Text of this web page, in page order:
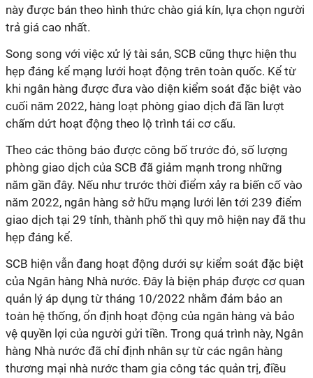
này được bán theo hình thức chào giá kín, lựa chọn người
trả giá cao nhất.
Song song với việc xử lý tài sản, SCB cũng thực hiện thu
hẹp đáng kể mạng lưới hoạt động trên toàn quốc. Kể từ
khi ngân hàng được đưa vào diện kiểm soát đặc biệt vào
cuối năm 2022, hàng loạt phòng giao dịch đã lần lượt
chấm dứt hoạt động theo lộ trình tái cơ cấu.
Theo các thông báo được công bố trước đó, số lượng
phòng giao dịch của SCB đã giảm mạnh trong những
năm gần đây. Nếu như trước thời điểm xảy ra biến cố vào
năm 2022, ngân hàng sở hữu mạng lưới lên tới 239 điểm
giao dịch tại 29 tỉnh, thành phố thì quy mô hiện nay đã thu
hẹp đáng kể.
SCB hiện vẫn đang hoạt động dưới sự kiểm soát đặc biệt
của Ngân hàng Nhà nước. Đây là biện pháp được cơ quan
quản lý áp dụng từ tháng 10/2022 nhằm đảm bảo an
toàn hệ thống, ổn định hoạt động của ngân hàng và bảo
vệ quyền lợi của người gửi tiền. Trong quá trình này, Ngân
hàng Nhà nước đã chỉ định nhân sự từ các ngân hàng
thương mại nhà nước tham gia công tác quản trị, điều